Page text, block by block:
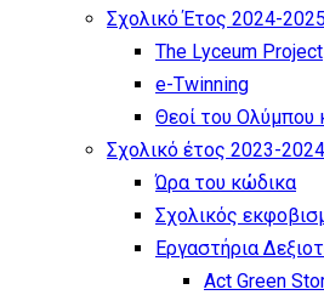
Σχολικό Έτος 2024-2025
The Lyceum Project
e-Twinning
Θεοί του Ολύμπου
Σχολικό έτος 2023-2024
Ώρα του κώδικα
Σχολικός
Εργαστήρια
Act Green